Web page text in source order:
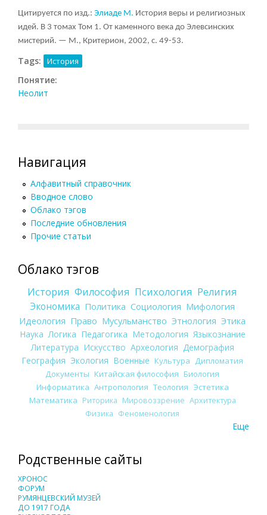
Цитируется по изд.: Элиаде М. История веры и религиозных
идей. В 3 томах Том 1. От каменного века до Элевсинских
мистерий. — М., Критерион, 2002, с. 49-53.
Tags: История
Понятие:
Неолит
Навигация
Алфавитный справочник
Вводное слово
Облако тэгов
Последние обновления
Прочие статьи
Облако тэгов
История Философия Психология Религия
Экономика Политика Социология Мифология
Идеология Право Мусульманство Этнология Этика
Наука Логика Педагогика Методология Языкознание
Литература Искусство Археология Демография
География Экология Военные Культура
Дипломатия
Документы Китайская философия Биология
Информатика Антропология Теология Эстетика
Математика Риторика Мировоззрение Архитектура
Физика Феноменология
Еще
Родственные сайты
ХРОНОС
ФОРУМ
РУМЯНЦЕВСКИЙ МУЗЕЙ
ДО 1917 ГОДА